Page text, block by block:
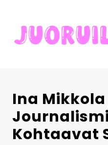
content
Ina
Kohtaavat